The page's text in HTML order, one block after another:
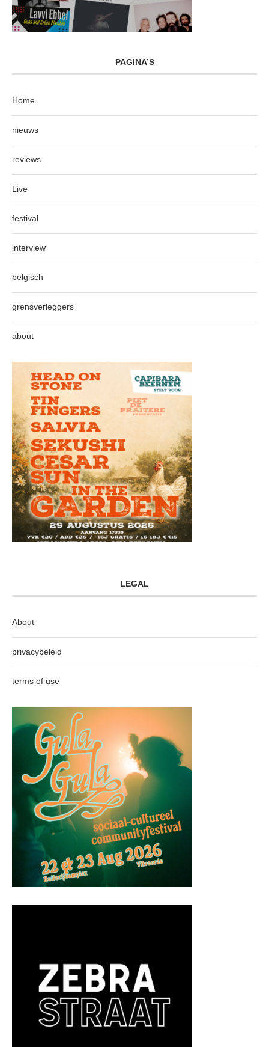
PAGINA’S
Home
nieuws
reviews
Live
festival
interview
belgisch
grensverleggers
about
LEGAL
About
privacybeleid
terms of use